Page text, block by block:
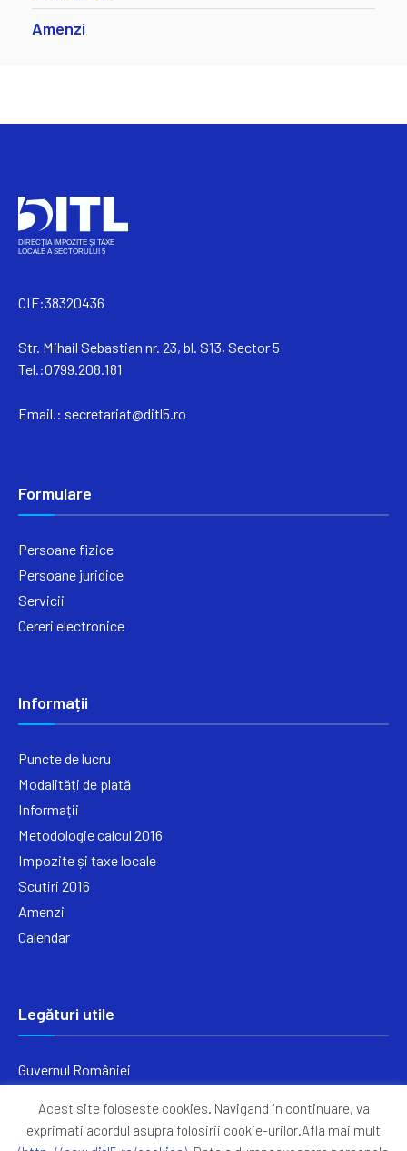
Amenzi
CIF:38320436
Str. Mihail Sebastian nr. 23, bl. S13, Sector 5
Tel.:0799.208.181
Email.: secretariat@ditl5.ro
Formulare
Persoane fizice
Persoane juridice
Servicii
Cereri electronice
Informații
Puncte de lucru
Modalități de plată
Informații
Metodologie calcul 2016
Impozite și taxe locale
Scutiri 2016
Amenzi
Calendar
Legături utile
Guvernul României
Primăria Sectorul 5
Acest site foloseste cookies. Navigand in continuare, va
exprimati acordul asupra folosirii cookie-urilor.Afla mai mult